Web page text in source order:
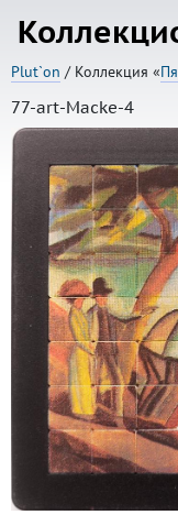
Plut`on / Коллекция «
77-art-Macke-4